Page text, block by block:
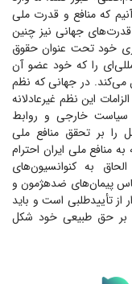
که منافع و قدرت ملی
جهانی نیز چنین
خود تحت عنوان حقوق
را که خود عضو آن
می‌کند. در جهانی که نظم
این نظم غیرعادلانه
سیاست خارجی و روابط
را بر تحقق منافع ملی
منافع ملی ایران احترام
الحاق به کنوانسیون‌های
پیمان‌های ضدهژمون و
از تأییدطلبی است و باید
بر حق طبیعی خود شکل